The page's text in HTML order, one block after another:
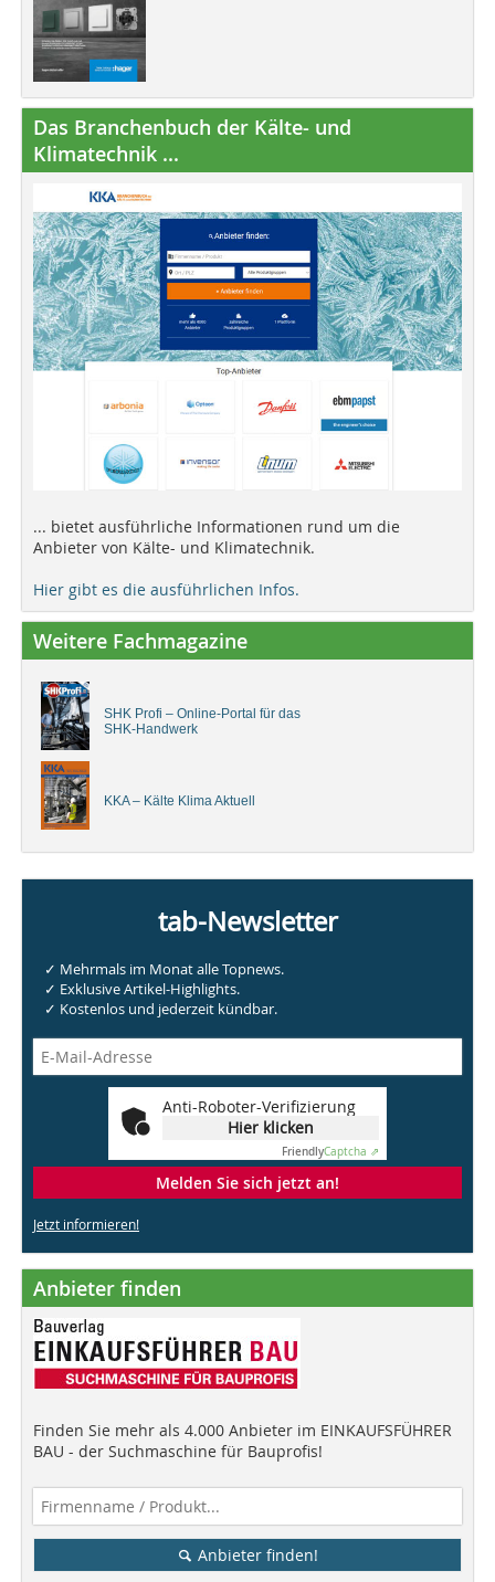
Das Branchenbuch der Kälte- und
Klimatechnik ...
... bietet ausführliche Informationen rund um die
Anbieter von Kälte- und Klimatechnik.
Hier gibt es die ausführlichen Infos.
Weitere Fachmagazine
SHK Profi – Online-Portal für das
SHK-Handwerk
KKA – Kälte Klima Aktuell
tab-Newsletter
✓ Mehrmals im Monat alle Topnews.
✓ Exklusive Artikel-Highlights.
✓ Kostenlos und jederzeit kündbar.
Anti-Roboter-Verifizierung
Hier klicken
FriendlyCaptcha ⇗
Melden Sie sich jetzt an!
Jetzt informieren!
Anbieter finden
Finden Sie mehr als 4.000 Anbieter im EINKAUFSFÜHRER
BAU - der Suchmaschine für Bauprofis!
Anbieter finden!